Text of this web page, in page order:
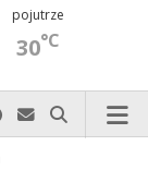
pojutrze
30°C
zadzwoń
u
X
nas na Instagram-ie
nas na TikTok-u
Szukaj nas na Spotify
Wyślij do nas
Szukaj